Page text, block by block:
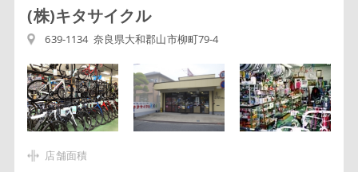
(株)キタサイクル
639-1134 奈良県大和郡山市柳町79-4
店舗面積